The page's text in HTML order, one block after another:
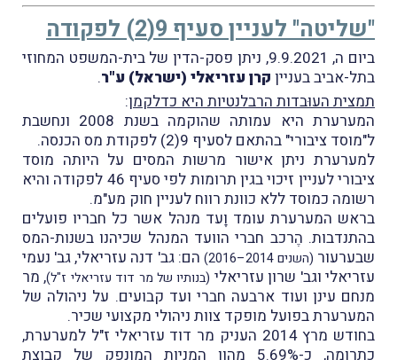
"שליטה" לעניין סעיף 9(2) לפקודה
ביום ה, 9.9.2021, ניתן פסק-הדין של בית-המשפט המחוזי
בתל-אביב בעניין קרן עזריאלי (ישראל) ע"ר.
תמצית העוּבדות הרבלנטיות היא כדלקמן:
המערערת היא עמותה שהוקמה בשנת 2008 ונחשבת
ל"מוסד ציבורי" בהתאם לסעיף 9(2) לפקודת מס הכנסה.
למערערת ניתן אישור מרשות המסים על היותה מוסד
ציבורי לעניין זיכוי בגין תרומות לפי סעיף 46 לפקודה והיא
רשומה כמוסד ללא כוונת רווח לעניין חוק מע"מ.
בראש המערערת עומד וָעד מנהל אשר כל חבריו פועלים
בהתנדבות. הֶרכב חברי הוועד המנהל שכיהנו בשנות-המס
שבערעור (השנים 2014–2016)
הם: גב' דנה עזריאלי, גב' נעמי
עזריאלי וגב' שרון עזריאלי (בנותיו של מר דוד עזריאלי ז"ל), מר
מנחם עינן ועוד ארבעה חברי ועד קבועים. על ניהולה של
המערערת בפועל מופקד צוות ניהולי מקצועי שכיר.
בחודש מרץ 2014 העניק מר דוד עזריאלי ז"ל למערערת,
כתרומה, כ-5.69% מהון המניות המונפק של קבוצת